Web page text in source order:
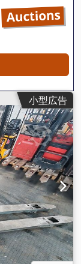
小型広告